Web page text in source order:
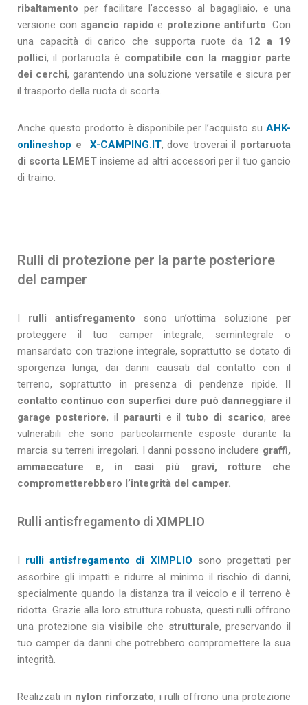
ribaltamento per facilitare l’accesso al bagagliaio, e una
versione con sgancio rapido e protezione antifurto . Con
una capacità di carico che supporta ruote da 12 a 19
pollici, il portaruota è compatibile con la maggior parte
dei cerchi, garantendo una soluzione versatile e sicura per
il trasporto della ruota di scorta.
Anche questo prodotto è disponibile per l’acquisto su AHK-
onlineshop e X-CAMPING.IT, dove troverai il portaruota
di scorta LEMET insieme ad altri accessori per il tuo gancio
di traino.
Rulli di protezione per la parte posteriore
del camper
I rulli antisfregamento sono un’ottima soluzione per
proteggere il tuo camper integrale, semintegrale o
mansardato con trazione integrale, soprattutto se dotato di
sporgenza lunga, dai danni causati dal contatto con il
terreno, soprattutto in presenza di pendenze ripide. Il
contatto continuo con superfici dure può danneggiare il
garage posteriore, il paraurti e il tubo di scarico, aree
vulnerabili che sono particolarmente esposte durante la
marcia su terreni irregolari. I danni possono includere graffi,
ammaccature e, in casi più gravi, rotture che
comprometterebbero l’integrità del camper.
Rulli antisfregamento di XIMPLIO
I rulli antisfregamento di XIMPLIO sono progettati per
assorbire gli impatti e ridurre al minimo il rischio di danni,
specialmente quando la distanza tra il veicolo e il terreno è
ridotta. Grazie alla loro struttura robusta, questi rulli offrono
una protezione siavisibile che strutturale, preservando il
tuo camper da danni che potrebbero compromettere la sua
integrità.
Realizzati in nylon rinforzato, i rulli offrono una protezione